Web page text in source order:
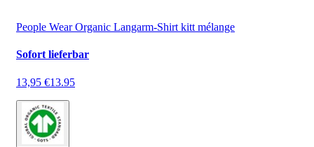
People Wear Organic Langarm-Shirt kitt mélange
Sofort lieferbar
13,95 €13.95